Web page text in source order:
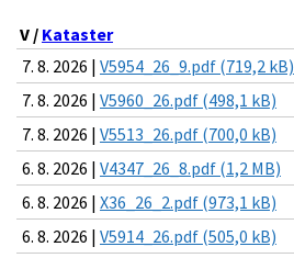
V / Kataster
7. 8. 2026 | V5954_26_9.pdf (719,2 kB)
7. 8. 2026 | V5960_26.pdf (498,1 kB)
7. 8. 2026 | V5513_26.pdf (700,0 kB)
6. 8. 2026 | V4347_26_8.pdf (1,2 MB)
6. 8. 2026 | X36_26_2.pdf (973,1 kB)
6. 8. 2026 | V5914_26.pdf (505,0 kB)